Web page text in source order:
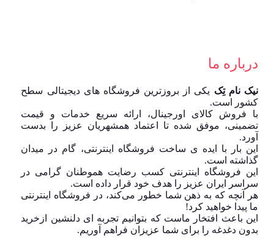
درباره ما
نیک نام تِک یکی از بروزترین فروشگاه های دیجیتالی سطح
کشور است.
با فروش کالای اورجینال، ارائه سریع خدمات و قیمت
تضمینی، موفق شده تا اعتماد همشهریان عزیز را بدست
آورد.
این بار با ایده ی ساخت فروشگاه اینترنتی، گام در میدان
گذاشته است.
این فروشگاه اینترنتی کسب رضایت هموطنان گرامی در
سراسر ایران عزیز را هدف خود قرار داده است.
هر آنچه که به ذهن شما خطور می‌کند، در فروشگاه اینترنتی
ما پیدا خواهید کرد!
این باعث افتخار ماست که بتوانیم تجربه ای دلنشین ازخرید
بدون دغدغه را برای شما عزیزان فراهم آوریم.